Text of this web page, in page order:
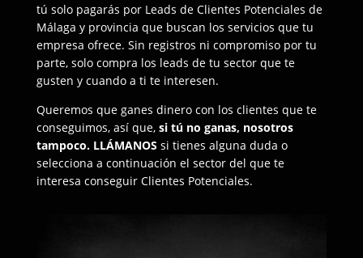
tú solo pagarás por Leads de Clientes Potenciales de
Málaga y provincia que buscan los servicios que tu
empresa ofrece. Sin registros ni compromiso por tu
parte, solo compra los leads de tu sector que te
gusten y cuando a ti te interesen.
Queremos que ganes dinero con los clientes que te
conseguimos, así que, si tú no ganas, nosotros
tampoco. LLÁMANOS si tienes alguna duda o
selecciona a continuación el sector del que te
interesa conseguir Clientes Potenciales.